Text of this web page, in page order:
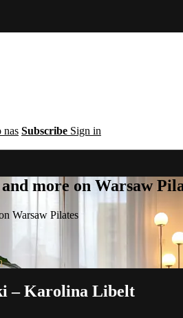
nas Subscribe Sign in
more on Warsaw
Warsaw Pilates
– Karolina Libelt